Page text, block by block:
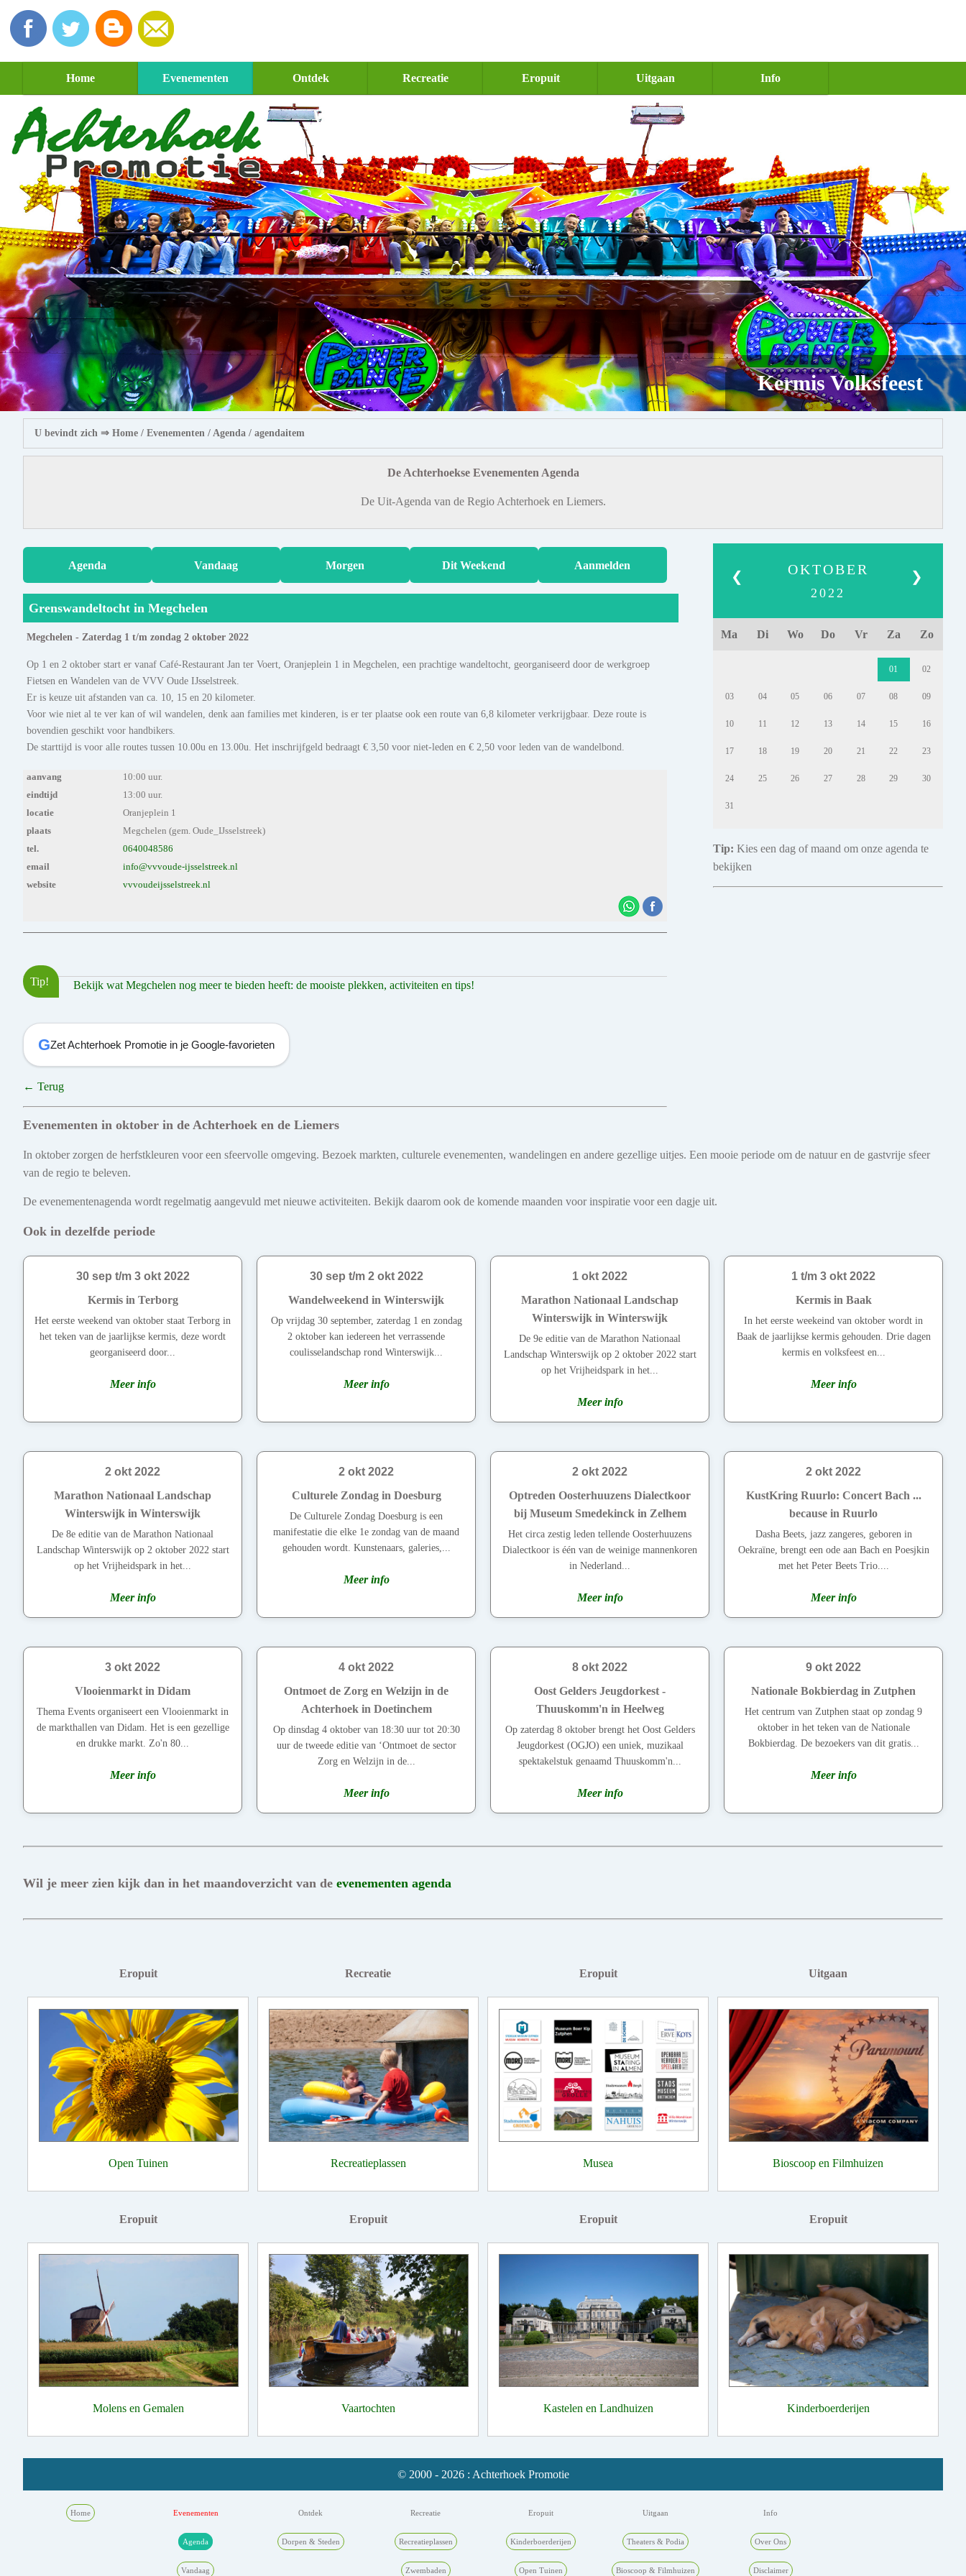
Home Evenementen Ontdek Recreatie Eropuit Uitgaan Info
Kermis Volksfeest
U bevindt zich ⇒ Home / Evenementen / Agenda / agendaitem
De Achterhoekse Evenementen Agenda
De Uit-Agenda van de Regio Achterhoek en Liemers.
Agenda Vandaag Morgen Dit Weekend Aanmelden
Grenswandeltocht in Megchelen
Megchelen - Zaterdag 1 t/m zondag 2 oktober 2022
Op 1 en 2 oktober start er vanaf Café-Restaurant Jan ter Voert, Oranjeplein 1 in Megchelen, een prachtige wandeltocht, georganiseerd door de werkgroep
Fietsen en Wandelen van de VVV Oude IJsselstreek.
Er is keuze uit afstanden van ca. 10, 15 en 20 kilometer.
Voor wie niet al te ver kan of wil wandelen, denk aan families met kinderen, is er ter plaatse ook een route van 6,8 kilometer verkrijgbaar. Deze route is
bovendien geschikt voor handbikers.
De starttijd is voor alle routes tussen 10.00u en 13.00u. Het inschrijfgeld bedraagt € 3,50 voor niet-leden en € 2,50 voor leden van de wandelbond.
aanvang
10:00 uur.
eindtijd
13:00 uur.
locatie
Oranjeplein 1
plaats
Megchelen (gem. Oude_IJsselstreek)
tel.
0640048586
email
info@vvvoude-ijsselstreek.nl
website
vvvoudeijsselstreek.nl
Tip! Bekijk wat Megchelen nog meer te bieden heeft: de mooiste plekken, activiteiten en tips!
GZet Achterhoek Promotie in je Google-favorieten
← Terug
❮ ❯
OKTOBER
2022
Ma Di Wo Do Vr Za Zo
01 02
03 04 05 06 07 08 09
10 11 12 13 14 15 16
17 18 19 20 21 22 23
24 25 26 27 28 29 30
31
Tip: Kies een dag of maand om onze agenda te
bekijken
Evenementen in oktober in de Achterhoek en de Liemers
In oktober zorgen de herfstkleuren voor een sfeervolle omgeving. Bezoek markten, culturele evenementen, wandelingen en andere gezellige uitjes. Een mooie periode om de natuur en de gastvrije sfeer
van de regio te beleven.
De evenementenagenda wordt regelmatig aangevuld met nieuwe activiteiten. Bekijk daarom ook de komende maanden voor inspiratie voor een dagje uit.
Ook in dezelfde periode
30 sep t/m 3 okt 2022
Kermis in Terborg
Het eerste weekend van oktober staat Terborg in
het teken van de jaarlijkse kermis, deze wordt
georganiseerd door...
Meer info
30 sep t/m 2 okt 2022
Wandelweekend in Winterswijk
Op vrijdag 30 september, zaterdag 1 en zondag
2 oktober kan iedereen het verrassende
coulisselandschap rond Winterswijk...
Meer info
1 okt 2022
Marathon Nationaal Landschap
Winterswijk in Winterswijk
De 9e editie van de Marathon Nationaal
Landschap Winterswijk op 2 oktober 2022 start
op het Vrijheidspark in het...
Meer info
1 t/m 3 okt 2022
Kermis in Baak
In het eerste weekeind van oktober wordt in
Baak de jaarlijkse kermis gehouden. Drie dagen
kermis en volksfeest en...
Meer info
2 okt 2022
Marathon Nationaal Landschap
Winterswijk in Winterswijk
De 8e editie van de Marathon Nationaal
Landschap Winterswijk op 2 oktober 2022 start
op het Vrijheidspark in het...
Meer info
2 okt 2022
Culturele Zondag in Doesburg
De Culturele Zondag Doesburg is een
manifestatie die elke 1e zondag van de maand
gehouden wordt. Kunstenaars, galeries,...
Meer info
2 okt 2022
Optreden Oosterhuuzens Dialectkoor
bij Museum Smedekinck in Zelhem
Het circa zestig leden tellende Oosterhuuzens
Dialectkoor is één van de weinige mannenkoren
in Nederland...
Meer info
2 okt 2022
KustKring Ruurlo: Concert Bach ...
because in Ruurlo
Dasha Beets, jazz zangeres, geboren in
Oekraïne, brengt een ode aan Bach en Poesjkin
met het Peter Beets Trio....
Meer info
3 okt 2022
Vlooienmarkt in Didam
Thema Events organiseert een Vlooienmarkt in
de markthallen van Didam. Het is een gezellige
en drukke markt. Zo'n 80...
Meer info
4 okt 2022
Ontmoet de Zorg en Welzijn in de
Achterhoek in Doetinchem
Op dinsdag 4 oktober van 18:30 uur tot 20:30
uur de tweede editie van ‘Ontmoet de sector
Zorg en Welzijn in de...
Meer info
8 okt 2022
Oost Gelders Jeugdorkest -
Thuuskomm'n in Heelweg
Op zaterdag 8 oktober brengt het Oost Gelders
Jeugdorkest (OGJO) een uniek, muzikaal
spektakelstuk genaamd Thuuskomm'n...
Meer info
9 okt 2022
Nationale Bokbierdag in Zutphen
Het centrum van Zutphen staat op zondag 9
oktober in het teken van de Nationale
Bokbierdag. De bezoekers van dit gratis...
Meer info
Wil je meer zien kijk dan in het maandoverzicht van de evenementen agenda
Eropuit
Open Tuinen
Recreatie
Recreatieplassen
Eropuit
Musea
Uitgaan
Bioscoop en Filmhuizen
Eropuit
Molens en Gemalen
Eropuit
Vaartochten
Eropuit
Kastelen en Landhuizen
Eropuit
Kinderboerderijen
© 2000 - 2026 : Achterhoek Promotie
Home Evenementen
Agenda
Vandaag
Ontdek
Dorpen & Steden
Recreatie
Recreatieplassen
Zwembaden
Eropuit
Kinderboerderijen
Open Tuinen
Uitgaan
Theaters & Podia
Bioscoop & Filmhuizen
Info
Over Ons
Disclaimer